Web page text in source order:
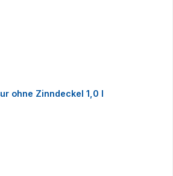
ohne Zinndeckel 1,0 l